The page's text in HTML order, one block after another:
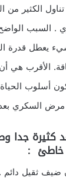
الكثير من
السبب
يعطل قدرة
الأقرب
أسلوب
مرض السكري
كثيرة جدا
خاطئ :
ثقيل دائم